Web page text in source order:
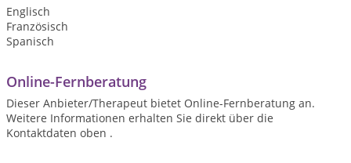
Englisch
Französisch
Spanisch
Online-Fernberatung
Dieser Anbieter/Therapeut bietet Online-Fernberatung an.
Weitere Informationen erhalten Sie direkt über die
Kontaktdaten oben .